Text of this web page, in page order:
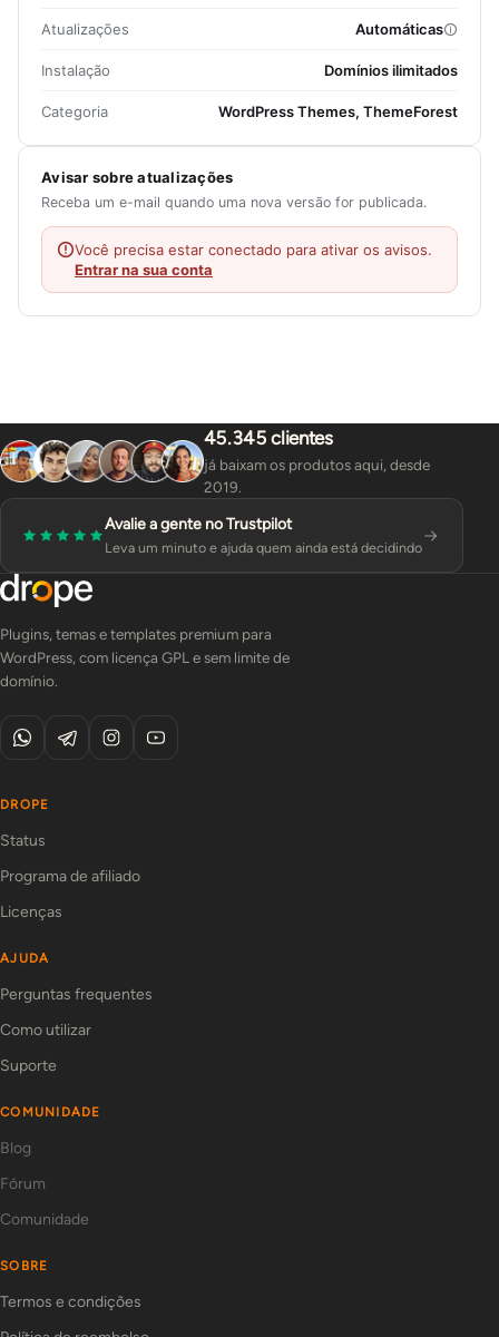
Atualizações Automáticas
Instalação Domínios ilimitados
Categoria WordPress Themes, ThemeForest
Avisar sobre atualizações
Receba um e-mail quando uma nova versão for publicada.
Você precisa estar conectado para ativar os avisos.
Entrar na sua conta
45.345 clientes
já baixam os produtos aqui, desde
2019.
Avalie a gente no Trustpilot
Leva um minuto e ajuda quem ainda está decidindo
Plugins, temas e templates premium para
WordPress, com licença GPL e sem limite de
domínio.
DROPE
Status
Programa de afiliado
Licenças
AJUDA
Perguntas frequentes
Como utilizar
Suporte
COMUNIDADE
Blog
Fórum
Comunidade
SOBRE
Termos e condições